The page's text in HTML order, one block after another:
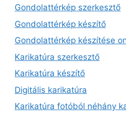
Gondolattérkép szerkesztő
Gondolattérkép készítő
Gondolattérkép készítése
Karikatúra szerkesztő
Karikatúra készítő
Digitális karikatúra
Karikatúra fotóból néhány